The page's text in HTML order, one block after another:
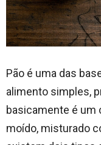
Pão é uma das
alimento simples,
basicamente é um
moído, misturado